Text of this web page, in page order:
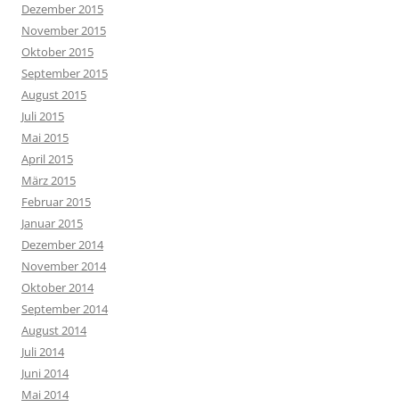
Dezember 2015
November 2015
Oktober 2015
September 2015
August 2015
Juli 2015
Mai 2015
April 2015
März 2015
Februar 2015
Januar 2015
Dezember 2014
November 2014
Oktober 2014
September 2014
August 2014
Juli 2014
Juni 2014
Mai 2014